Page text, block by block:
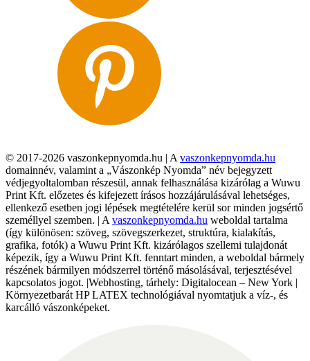
© 2017-2026 vaszonkepnyomda.hu | A vaszonkepnyomda.hu
domainnév, valamint a „Vászonkép Nyomda” név bejegyzett
védjegyoltalomban részesül, annak felhasználása kizárólag a Wuwu
Print Kft. előzetes és kifejezett írásos hozzájárulásával lehetséges,
ellenkező esetben jogi lépések megtételére kerül sor minden jogsértő
személlyel szemben. | A vaszonkepnyomda.hu weboldal tartalma
(így különösen: szöveg, szövegszerkezet, struktúra, kialakítás,
grafika, fotók) a Wuwu Print Kft. kizárólagos szellemi tulajdonát
képezik, így a Wuwu Print Kft. fenntart minden, a weboldal bármely
részének bármilyen módszerrel történő másolásával, terjesztésével
kapcsolatos jogot. |Webhosting, tárhely: Digitalocean – New York |
Környezetbarát HP LATEX technológiával nyomtatjuk a víz-, és
karcálló vászonképeket.